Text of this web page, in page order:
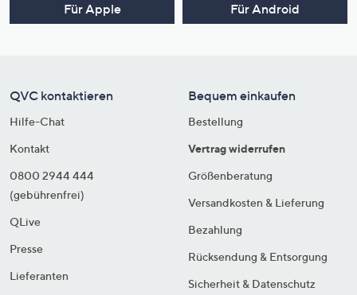
Für Apple Für Android
QVC kontaktieren
Hilfe-Chat
Kontakt
0800 2944 444
(gebührenfrei)
QLive
Presse
Lieferanten
Bequem einkaufen
Bestellung
Vertrag widerrufen
Größenberatung
Versandkosten & Lieferung
Bezahlung
Rücksendung & Entsorgung
Sicherheit & Datenschutz